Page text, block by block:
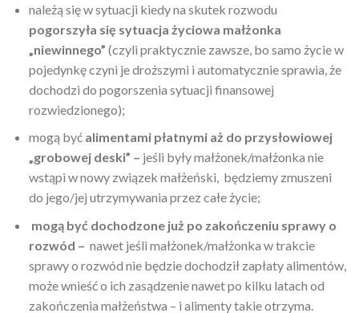
należą się w sytuacji kiedy na skutek rozwodu
pogorszyła się sytuacja życiowa małżonka
„niewinnego” (czyli praktycznie zawsze, bo samo życie w
pojedynkę czyni je droższymi i automatycznie sprawia, że
dochodzi do pogorszenia sytuacji finansowej
rozwiedzionego);
mogą być alimentami płatnymi aż do przysłowiowej
„grobowej deski” – jeśli były małżonek/małżonka nie
wstąpi w nowy związek małżeński, będziemy zmuszeni
do jego/jej utrzymywania przez całe życie;
mogą być dochodzone już po zakończeniu sprawy o
rozwód – nawet jeśli małżonek/małżonka w trakcie
sprawy o rozwód nie będzie dochodził zapłaty alimentów,
może wnieść o ich zasądzenie nawet po kilku latach od
zakończenia małżeństwa – i alimenty takie otrzyma.